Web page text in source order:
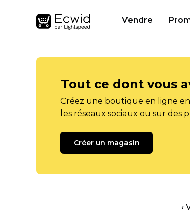
Vendre
Tout ce dont vous
Créez une boutique en ligne
les réseaux sociaux ou sur des
Créer un magasin
‹